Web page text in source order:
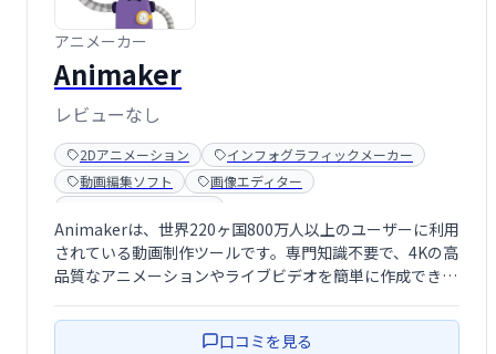
アニメーカー
Animaker
レビューなし
2Dアニメーション
インフォグラフィックメーカー
動画編集ソフト
画像エディター
Animakerは、世界220ヶ国800万人以上のユーザーに利用
されている動画制作ツールです。専門知識不要で、4Kの高
品質なアニメーションやライブビデオを簡単に作成できま
など、様々な用途に対応し、数分でプロフェッショナルな
口コミを見る